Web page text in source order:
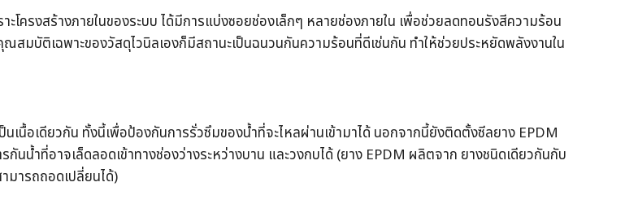
ครงสร้างภายในของระบบ ได้มีการแบ่งซอยช่องเล็กๆ หลายช่องภายใน เพื่อช่วยลดทอนรังสีความร้อน
มบัติเฉพาะของวัสดุไวนิลเองก็มีสถานะเป็นฉนวนกันความร้อนที่ดีเช่นกัน ทำให้ช่วยประหยัดพลังงานใน
เนื้อเดียวกัน ทั้งนี้เพื่อป้องกันการรั่วซึมของน้ำที่จะไหลผ่านเข้ามาได้ นอกจากนี้ยังติดตั้งซีลยาง EPDM
น้ำที่อาจเล็ดลอดเข้าทางช่องว่างระหว่างบาน และวงกบได้ (ยาง EPDM ผลิตจาก ยางชนิดเดียวกันกับ
มารถถอดเปลี่ยนได้)